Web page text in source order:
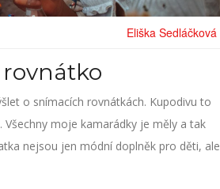
Eliška Sedláčková
o snímacích rovnátkách. Kupodivu to
moje kamarádky je měly a tak
nejsou jen módní doplněk pro děti, ale